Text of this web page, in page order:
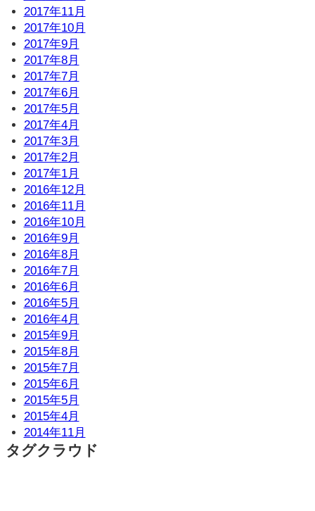
2017年11月
2017年10月
2017年9月
2017年8月
2017年7月
2017年6月
2017年5月
2017年4月
2017年3月
2017年2月
2017年1月
2016年12月
2016年11月
2016年10月
2016年9月
2016年8月
2016年7月
2016年6月
2016年5月
2016年4月
2015年9月
2015年8月
2015年7月
2015年6月
2015年5月
2015年4月
2014年11月
タグクラウド